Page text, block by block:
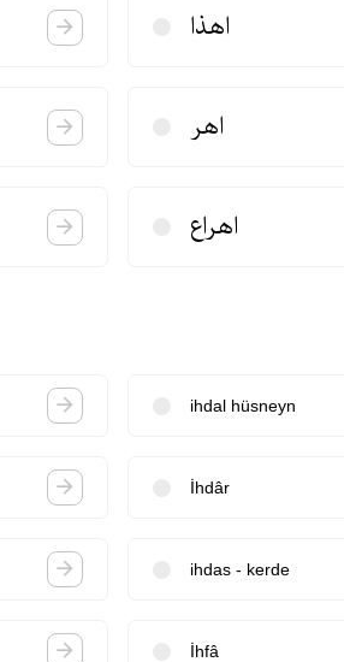
اهذا
اهر
اهراع
ihdal hüsneyn
İhdâr
ihdas - kerde
İhfâ